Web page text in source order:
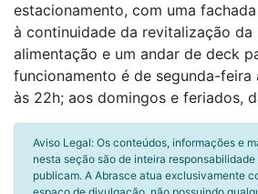
estacionamento, com uma
à continuidade da revitalização da
alimentação e um andar de deck
funcionamento é de segunda-feira
às 22h; aos domingos e feriados,
Aviso Legal: Os conteúdos, informações e
nesta seção são de inteira
publicam. A Abrasce atua exclusivamente